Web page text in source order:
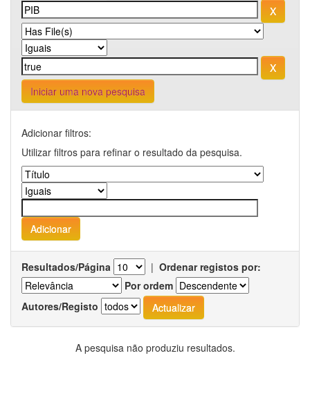
Iniciar uma nova pesquisa
Adicionar filtros:
Utilizar filtros para refinar o resultado da pesquisa.
Resultados/Página | Ordenar registos por:
Por ordem
Autores/Registo
A pesquisa não produziu resultados.